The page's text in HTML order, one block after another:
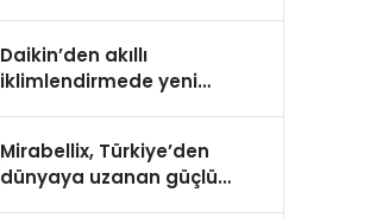
Daikin’den akıllı
iklimlendirmede yeni
Mirabellix, Türkiye’den
dünyaya uzanan güçlü